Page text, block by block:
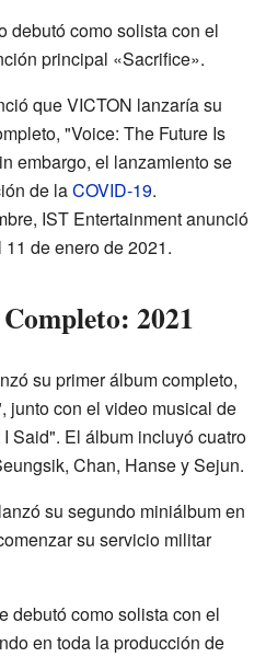
debutó como solista con el
principal «Sacrifice».
que VICTON lanzaría su
"Voice: The Future Is
embargo, el lanzamiento se
de laCOVID-19.
IST Entertainment anunció
de enero de 2021.
2021
su primer álbum completo,
junto con el video musical de
Said". El álbum incluyó cuatro
Chan, Hanse y Sejun.
su segundo miniálbum en
su servicio militar
debutó como solista con el
en toda la producción de